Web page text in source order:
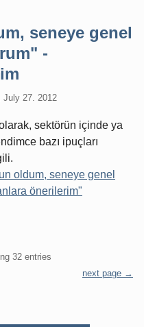
seneye genel
-
July 27. 2012
sektörün içinde ya
bazı ipuçları
oldum, seneye genel
önerilerim"
32 entries
next page →